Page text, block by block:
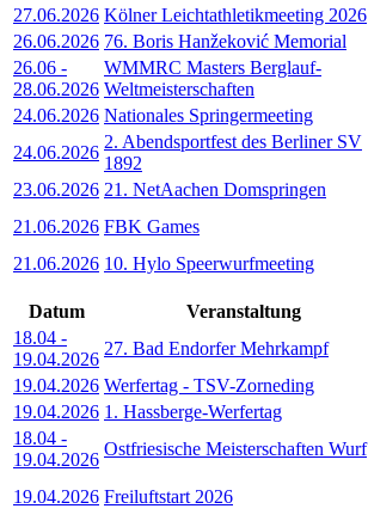
27.06.2026 Kölner Leichtathletikmeeting 2026
26.06.2026 76. Boris Hanžeković Memorial
26.06 -
28.06.2026
WMMRC Masters Berglauf-
Weltmeisterschaften
24.06.2026 Nationales Springermeeting
24.06.2026
2. Abendsportfest des Berliner SV
1892
23.06.2026 21. NetAachen Domspringen
21.06.2026 FBK Games
21.06.2026 10. Hylo Speerwurfmeeting
Datum Veranstaltung
18.04 -
19.04.2026
27. Bad Endorfer Mehrkampf
19.04.2026 Werfertag - TSV-Zorneding
19.04.2026 1. Hassberge-Werfertag
18.04 -
19.04.2026
Ostfriesische Meisterschaften Wurf
19.04.2026 Freiluftstart 2026